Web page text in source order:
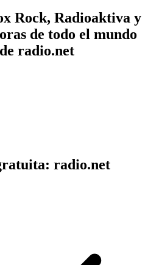
Rock, Radioaktiva y
de todo el mundo
radio.net
radio.net